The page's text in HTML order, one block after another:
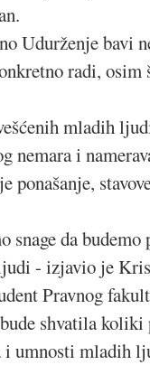
Udurženje bavi
radi, osim
mladih
i
da budemo
- izjavio je
Pravnog
shvatila
umnosti mladih